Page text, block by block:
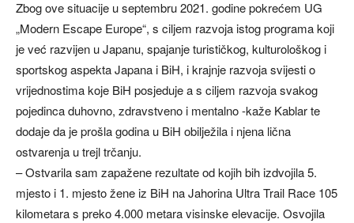
Zbog ove situacije u septembru 2021. godine pokrećem UG
„Modern Escape Europe“, s ciljem razvoja istog programa koji
je već razvijen u Japanu, spajanje turističkog, kulturološkog i
sportskog aspekta Japana i BiH, i krajnje razvoja svijesti o
vrijednostima koje BiH posjeduje a s ciljem razvoja svakog
pojedinca duhovno, zdravstveno i mentalno -kaže Kablar te
dodaje da je prošla godina u BiH obilježila i njena lična
ostvarenja u trejl trčanju.
– Ostvarila sam zapažene rezultate od kojih bih izdvojila 5.
mjesto i 1. mjesto žene iz BiH na Jahorina Ultra Trail Race 105
kilometara s preko 4.000 metara visinske elevacije. Osvojila